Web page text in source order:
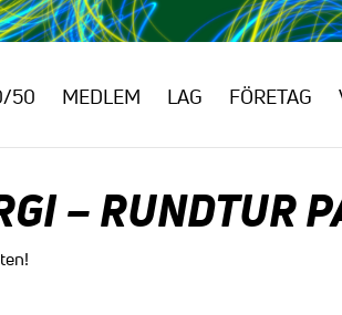
50 MEDLEM LAG FÖRETAG
– RUNDTUR